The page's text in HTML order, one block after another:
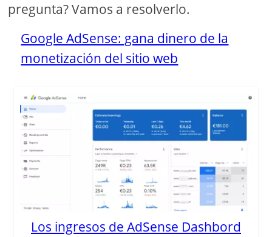
pregunta? Vamos a resolverlo.
Google AdSense: gana dinero de la
monetización del sitio web
Los ingresos de AdSense Dashbord